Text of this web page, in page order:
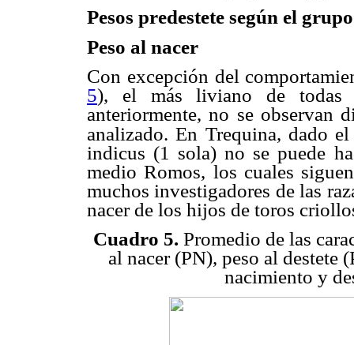
Pesos predestete según el
Peso al nacer
Con excepción del
5), el más liviano de todas
anteriormente, no se observan
analizado. En Trequina, dado
indicus (1 sola) no se puede
medio Romos, los cuales
muchos investigadores de las
nacer de los hijos de toros
Cuadro 5. Promedio de las
al nacer (PN), peso al destete
nacimiento y